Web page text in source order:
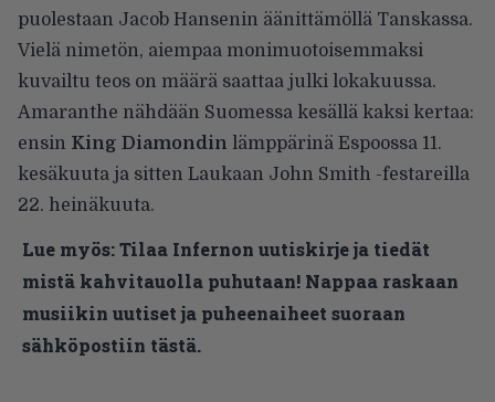
puolestaan Jacob Hansenin äänittämöllä Tanskassa.
Vielä nimetön, aiempaa monimuotoisemmaksi
kuvailtu teos on määrä saattaa julki lokakuussa.
Amaranthe nähdään Suomessa kesällä kaksi kertaa:
ensin King Diamondin lämppärinä Espoossa 11.
kesäkuuta ja sitten Laukaan John Smith -festareilla
22. heinäkuuta.
Lue myös:Tilaa Infernon uutiskirje ja tiedät
mistä kahvitauolla puhutaan! Nappaa raskaan
musiikin uutiset ja puheenaiheet suoraan
sähköpostiin tästä.